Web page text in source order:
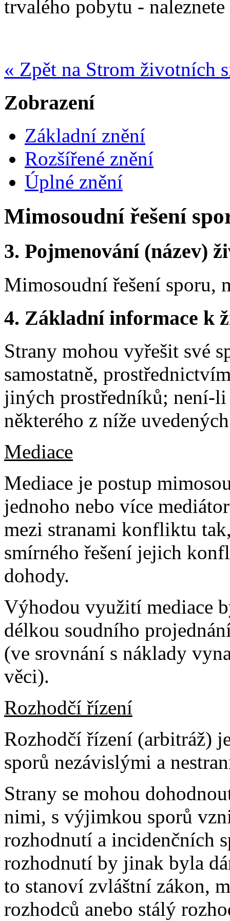
trvalého pobytu - naleznete
« Zpět na Strom životních
Zobrazení
Základní znění
Rozšířené znění
Úplné znění
Mimosoudní řešení
3. Pojmenování (název)
Mimosoudní řešení sporu,
4. Základní informace k
Strany mohou vyřešit své
samostatně,
jiných prostředníků; není-
některého z níže
Mediace
Mediace je postup
jednoho nebo více
mezi stranami konfliktu
smírného řešení jejich
dohody.
Výhodou využití mediace
délkou soudního
(ve srovnání s náklady
věci).
Rozhodčí řízení
Rozhodčí řízení (arbitráž)
sporů nezávislými a
Strany se mohou
nimi, s výjimkou sporů
rozhodnutí a incidenčních
rozhodnutí by jinak byla
to stanoví zvláštní zákon,
rozhodců anebo stálý